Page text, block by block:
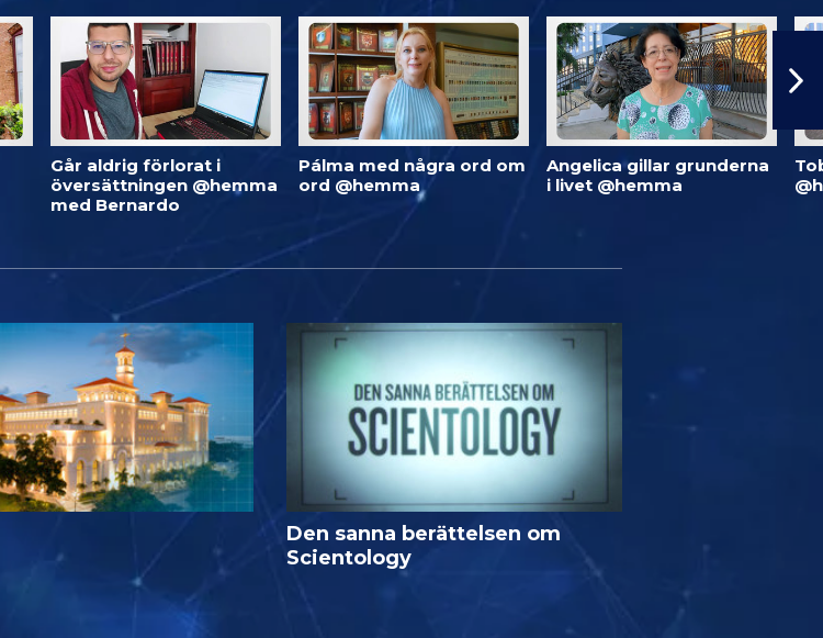
Går aldrig förlorat i
översättningen @hemma
med Bernardo
Pálma med några ord om
ord @hemma
Angelica gillar grunderna
i livet @hemma
Den sanna berättelsen om
Scientology